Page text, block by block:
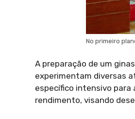
No primeiro
A preparação de um
experimentam diversas
específico intensivo para
rendimento, visando